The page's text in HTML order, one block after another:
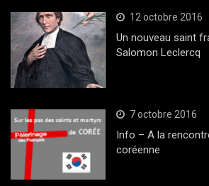
12 octobre 2016
Un nouveau saint
Salomon Leclercq
7 octobre 2016
Info – A la
coréenne